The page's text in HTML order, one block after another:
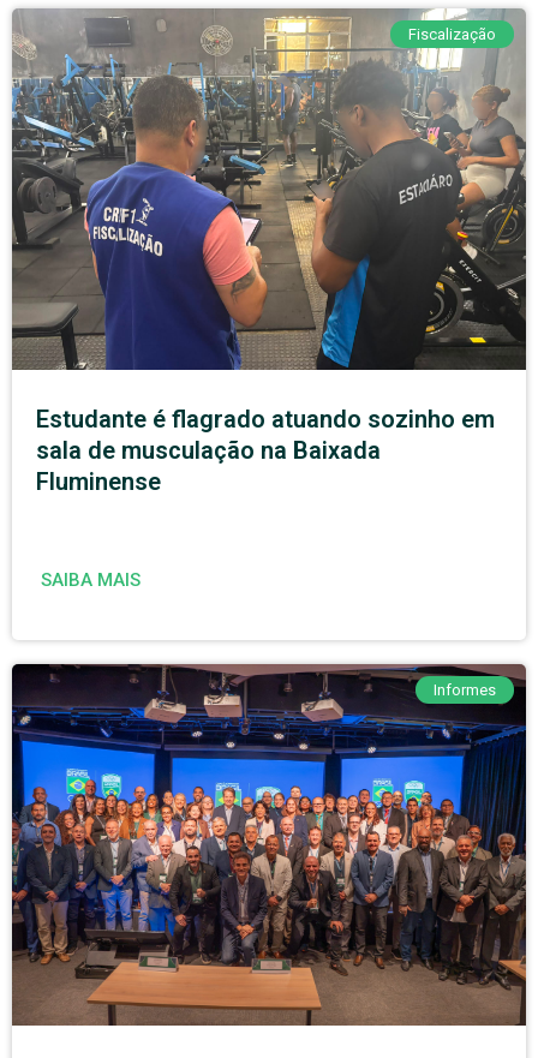
Fiscalização
Estudante é flagrado atuando sozinho em
sala de musculação na Baixada
Fluminense
SAIBA MAIS
Informes